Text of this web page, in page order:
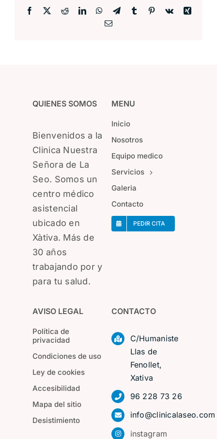
Facebook RedditLinkedInWhatsApp
TelegramTumblr Pinterest
Vk
Xing
Correo
QUIENES SOMOS
Bienvenidos a la
Clinica Nuestra
Señora de La
Seo. Somos un
centro médico
asistencial
ubicado en
Xàtiva. Más de
30 años
trabajando por y
para tu salud.
MENU
Inicio
Nosotros
Equipo medico
Servicios
Galeria
Contacto
PEDIR CITA
AVISO LEGAL
Política de
privacidad
Condiciones de uso
Ley de cookies
Accesibilidad
Mapa del sitio
Desistimiento
CONTACTO
C/Humaniste
Llas de
Fenollet,
Xativa
96 228 73 26
info@clinicalaseo.com
instagram